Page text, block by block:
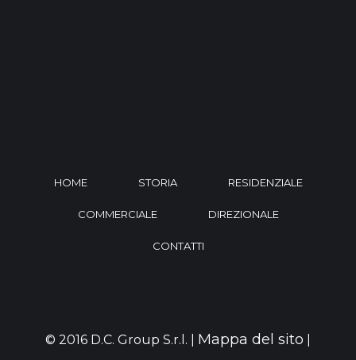
HOME STORIA RESIDENZIALE
COMMERCIALE DIREZIONALE
CONTATTI
© 2016 D.C. Group S.r.l. | Mappa del sito